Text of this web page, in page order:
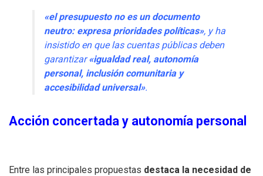
«el presupuesto no es un documento
neutro: expresa prioridades políticas», y ha
insistido en que las cuentas públicas deben
garantizar«igualdad real, autonomía
personal, inclusión comunitaria y
accesibilidad universal».
Acción concertada y autonomía personal
Entre las principales propuestas destaca la necesidad de